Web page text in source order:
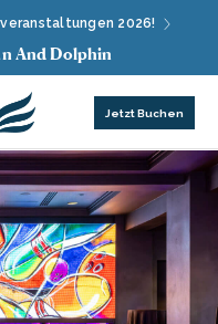
2026!
And Dolphin
Jetzt Buchen